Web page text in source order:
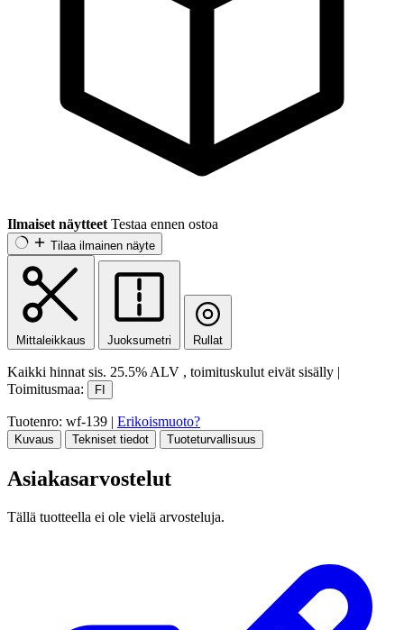
Ilmaiset näytteet Testaa ennen ostoa
Tilaa ilmainen näyte
Mittaleikkaus Juoksumetri Rullat
Kaikki hinnat sis. 25.5% ALV , toimituskulut eivät sisälly |
Toimitusmaa:
FI
Tuotenro: wf-139 | Erikoismuoto?
Kuvaus Tekniset tiedot Tuoteturvallisuus
Asiakasarvostelut
Tällä tuotteella ei ole vielä arvosteluja.